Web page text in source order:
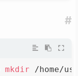
#
mkdir /home/